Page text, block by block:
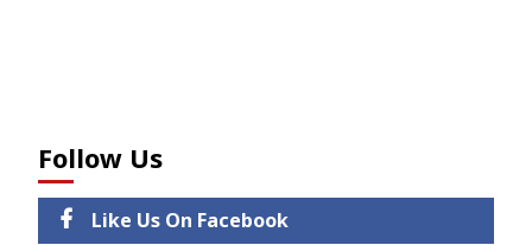
Follow Us
Like Us On Facebook